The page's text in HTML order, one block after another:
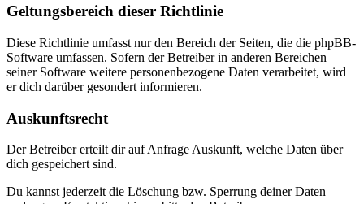
Geltungsbereich dieser Richtlinie
Diese Richtlinie umfasst nur den Bereich der Seiten, die die phpBB-
Software umfassen. Sofern der Betreiber in anderen Bereichen
seiner Software weitere personenbezogene Daten verarbeitet, wird
er dich darüber gesondert informieren.
Auskunftsrecht
Der Betreiber erteilt dir auf Anfrage Auskunft, welche Daten über
dich gespeichert sind.
Du kannst jederzeit die Löschung bzw. Sperrung deiner Daten